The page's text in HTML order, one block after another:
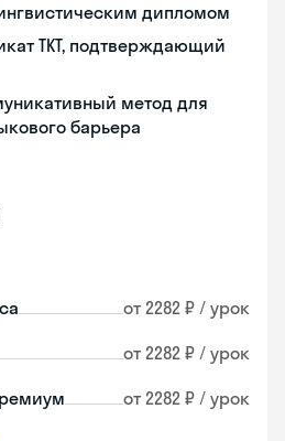
дипломом
TKT, подтверждающий
метод для
барьера
от 2282 ₽ / урок
от 2282 ₽ / урок
от 2282 ₽ / урок